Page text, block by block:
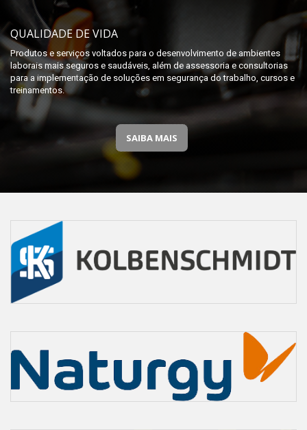
QUALIDADE DE VIDA
Produtos e serviços voltados para o desenvolvimento de ambientes
laborais mais seguros e saudáveis, além de assessoria e consultorias
para a implementação de soluções em segurança do trabalho, cursos e
treinamentos.
SAIBA MAIS